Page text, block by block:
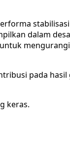
dalam
pada
keras.